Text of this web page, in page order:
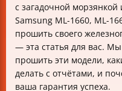
Быстрый чек-лист по
1660/1665/1667
Часто задаваемые
Заключение
с загадочной
Samsung ML-1660, ML-
прошить своего
— эта статья для вас.
прошить эти модели,
делать с отчётами, и
ваша гарантия успеха.